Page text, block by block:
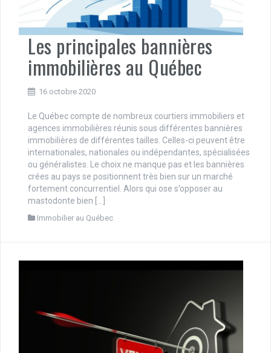
Les principales bannières
immobilières au Québec
16 octobre 2020
Le Québec compte de nombreux courtiers immobiliers et
agences immobilières réunis sous différentes bannières
immobilières de différentes tailles. Celles-ci peuvent être
internationales, nationales ou indépendantes, spécialisées
ou généralistes. Le choix ne manque pas et les bannières
crées au pays se positionnent très bien sur un marché
fortement concurrentiel. Alors qui ose s’opposer au
mastodonte bien […]
Immobilier au Québec